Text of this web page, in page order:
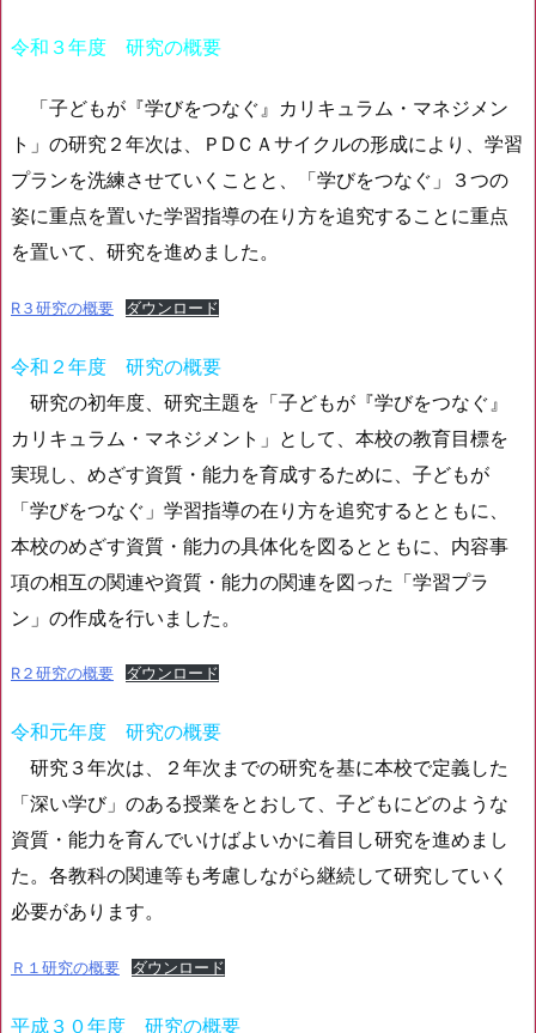
令和３年度 研究の概要
「子どもが『学びをつなぐ』カリキュラム・マネジメン
ト」の研究２年次は、ＰⅮＣＡサイクルの形成により、学習
プランを洗練させていくことと、「学びをつなぐ」３つの
姿に重点を置いた学習指導の在り方を追究することに重点
を置いて、研究を進めました。
R３研究の概要 ダウンロード
令和２年度 研究の概要
研究の初年度、研究主題を「子どもが『学びをつなぐ』
カリキュラム・マネジメント」として、本校の教育目標を
実現し、めざす資質・能力を育成するために、子どもが
「学びをつなぐ」学習指導の在り方を追究するとともに、
本校のめざす資質・能力の具体化を図るとともに、内容事
項の相互の関連や資質・能力の関連を図った「学習プラ
ン」の作成を行いました。
R２研究の概要 ダウンロード
令和元年度 研究の概要
研究３年次は、２年次までの研究を基に本校で定義した
「深い学び」のある授業をとおして、子どもにどのような
資質・能力を育んでいけばよいかに着目し研究を進めまし
た。各教科の関連等も考慮しながら継続して研究していく
必要があります。
Ｒ１研究の概要 ダウンロード
平成３０年度 研究の概要